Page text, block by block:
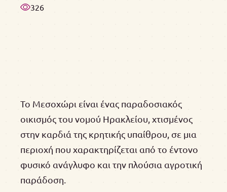
326
Το Μεσοχώρι είναι ένας παραδοσιακός
οικισμός του νομού Ηρακλείου, χτισμένος
στην καρδιά της κρητικής υπαίθρου, σε μια
περιοχή που χαρακτηρίζεται από το έντονο
φυσικό ανάγλυφο και την πλούσια αγροτική
παράδοση.